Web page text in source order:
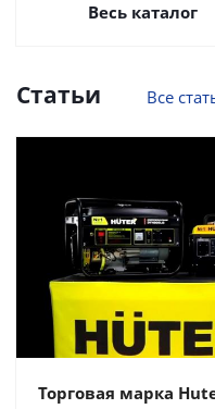
Весь каталог
Статьи Все
Торговая марка